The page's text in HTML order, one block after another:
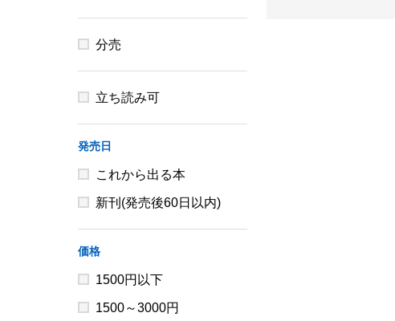
分売
立ち読み可
発売日
これから出る本
新刊(発売後60日以内)
価格
1500円以下
1500～3000円